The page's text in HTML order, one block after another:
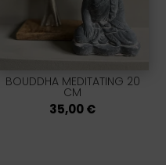
BOUDDHA MEDITATING 20
CM
35,00€